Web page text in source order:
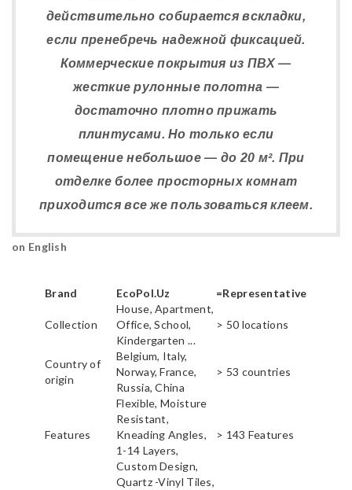
действительно собирается вскладки,
если пренебречь надежной фиксацией.
Коммерческие покрытия из ПВХ —
жесткие рулонные полотна —
достаточно плотно прижать
плинтусами. Но только если
помещение небольшое — до 20 м². При
отделке более просторных комнат
приходится все же пользоваться клеем.
on English
Brand EcoPol.Uz =Representative
Collection
House, Apartment,
Office, School,
Kindergarten ...
> 50 locations
Country of
origin
Belgium, Italy,
Norway, France,
Russia, China
> 53 countries
Features
Flexible, Moisture
Resistant,
Kneading Angles,
1-14 Layers,
Custom Design,
> 143 Features
Quartz -Vinyl Tiles,